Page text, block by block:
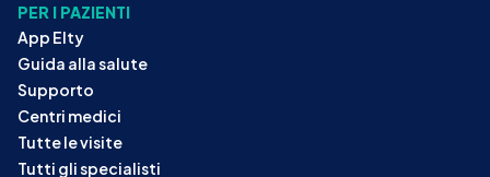
PER I PAZIENTI
App Elty
Guida alla salute
Supporto
Centri medici
Tutte le visite
Tutti gli specialisti